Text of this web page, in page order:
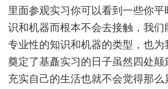
里面参观实习你可以看到一些你
识和机器而根本不会去接触，我们
专业性的知识和机器的类型，也为
奠定了基矗实习的日子虽然四处
充实自己的生活也就不会觉得那